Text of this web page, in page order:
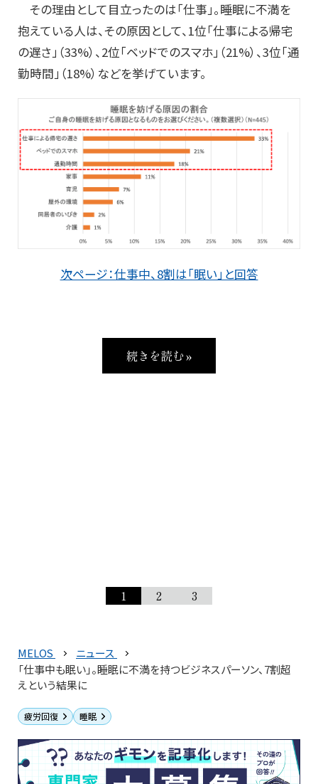
その理由として目立ったのは「仕事」。睡眠に不満を
抱えている人は、その原因として、1位「仕事による帰宅
の遅さ」（33%）、2位「ベッドでのスマホ」（21%）、3位「通
勤時間」（18%）などを挙げています。
次ページ：仕事中、8割は「眠い」と回答
続きを読む »
1 2 3
MELOS
ニュース
「仕事中も眠い」。睡眠に不満を持つビジネスパーソン、7割超
えという結果に
疲労回復 睡眠